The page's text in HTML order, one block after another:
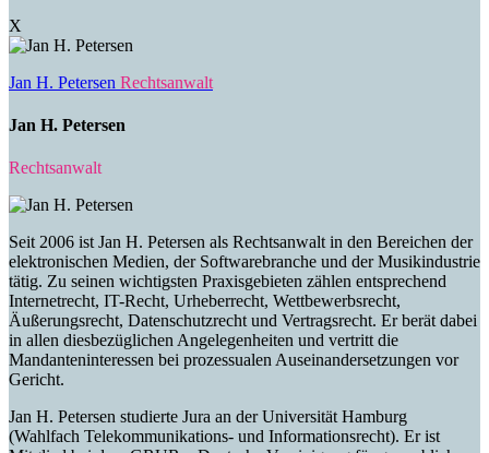
X
Jan H. Petersen Rechtsanwalt
Jan H. Petersen
Rechtsanwalt
Seit 2006 ist Jan H. Petersen als Rechtsanwalt in den Bereichen der
elektronischen Medien, der Softwarebranche und der Musikindustrie
tätig. Zu seinen wichtigsten Praxisgebieten zählen entsprechend
Internetrecht, IT-Recht, Urheberrecht, Wettbewerbsrecht,
Äußerungsrecht, Datenschutzrecht und Vertragsrecht. Er berät dabei
in allen diesbezüglichen Angelegenheiten und vertritt die
Mandanteninteressen bei prozessualen Auseinandersetzungen vor
Gericht.
Jan H. Petersen studierte Jura an der Universität Hamburg
(Wahlfach Telekommunikations- und Informationsrecht). Er ist